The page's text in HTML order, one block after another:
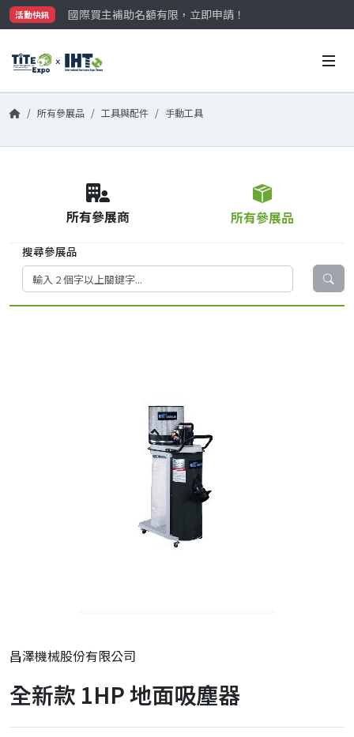
活動快訊
國際買主補助名額有限，立即申請！
參觀門票開放申請中‼️
國際買主補助名額有限，立即申請！
所有參展品 工具與配件 手動工具
所有參展商 所有參展品
搜尋參展品
昌澤機械股份有限公司
全新款 1HP 地面吸塵器